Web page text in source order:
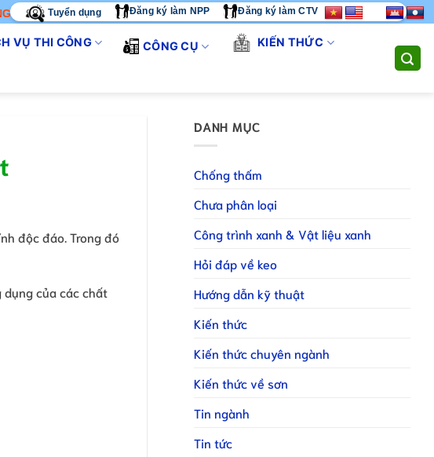
CẤP GIẢI PHÁP THI CÔNG TOÀN DIỆN. LIÊN HỆ HOTLINE/ZALO:
Tuyển dụng Đăng ký làm NPP Đăng ký làm CTV
VỤ THI CÔNG CÔNG CỤ KIẾN THỨC
độc đáo. Trong đó
của các chất
DANH MỤC
Chống thấm
Chưa phân loại
Công trình xanh & Vật liệu xanh
Hỏi đáp về keo
Hướng dẫn kỹ thuật
Kiến thức
Kiến thức chuyên ngành
Kiến thức về sơn
Tin ngành
Tin tức